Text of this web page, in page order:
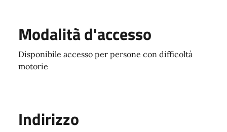
Modalità d'accesso
Disponibile accesso per persone con difficoltà
motorie
Indirizzo